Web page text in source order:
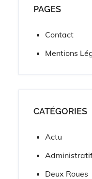
PAGES
Contact
Mentions
CATÉGORIES
Actu
Administratif
Deux Roues